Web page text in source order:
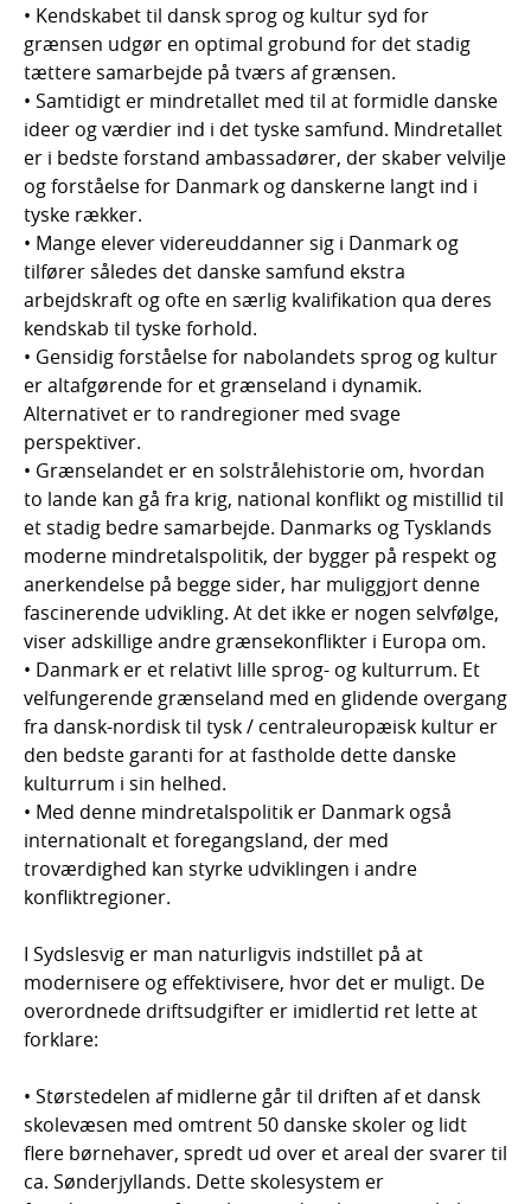
• Kendskabet til dansk sprog og kultur syd for
grænsen udgør en optimal grobund for det stadig
tættere samarbejde på tværs af grænsen.
• Samtidigt er mindretallet med til at formidle danske
ideer og værdier ind i det tyske samfund. Mindretallet
er i bedste forstand ambassadører, der skaber velvilje
og forståelse for Danmark og danskerne langt ind i
tyske rækker.
• Mange elever videreuddanner sig i Danmark og
tilfører således det danske samfund ekstra
arbejdskraft og ofte en særlig kvalifikation qua deres
kendskab til tyske forhold.
• Gensidig forståelse for nabolandets sprog og kultur
er altafgørende for et grænseland i dynamik.
Alternativet er to randregioner med svage
perspektiver.
• Grænselandet er en solstrålehistorie om, hvordan
to lande kan gå fra krig, national konflikt og mistillid til
et stadig bedre samarbejde. Danmarks og Tysklands
moderne mindretalspolitik, der bygger på respekt og
anerkendelse på begge sider, har muliggjort denne
fascinerende udvikling. At det ikke er nogen selvfølge,
viser adskillige andre grænsekonflikter i Europa om.
• Danmark er et relativt lille sprog- og kulturrum. Et
velfungerende grænseland med en glidende overgang
fra dansk-nordisk til tysk / centraleuropæisk kultur er
den bedste garanti for at fastholde dette danske
kulturrum i sin helhed.
• Med denne mindretalspolitik er Danmark også
internationalt et foregangsland, der med
troværdighed kan styrke udviklingen i andre
konfliktregioner.
I Sydslesvig er man naturligvis indstillet på at
modernisere og effektivisere, hvor det er muligt. De
overordnede driftsudgifter er imidlertid ret lette at
forklare:
• Størstedelen af midlerne går til driften af et dansk
skolevæsen med omtrent 50 danske skoler og lidt
flere børnehaver, spredt ud over et areal der svarer til
ca. Sønderjyllands. Dette skolesystem er